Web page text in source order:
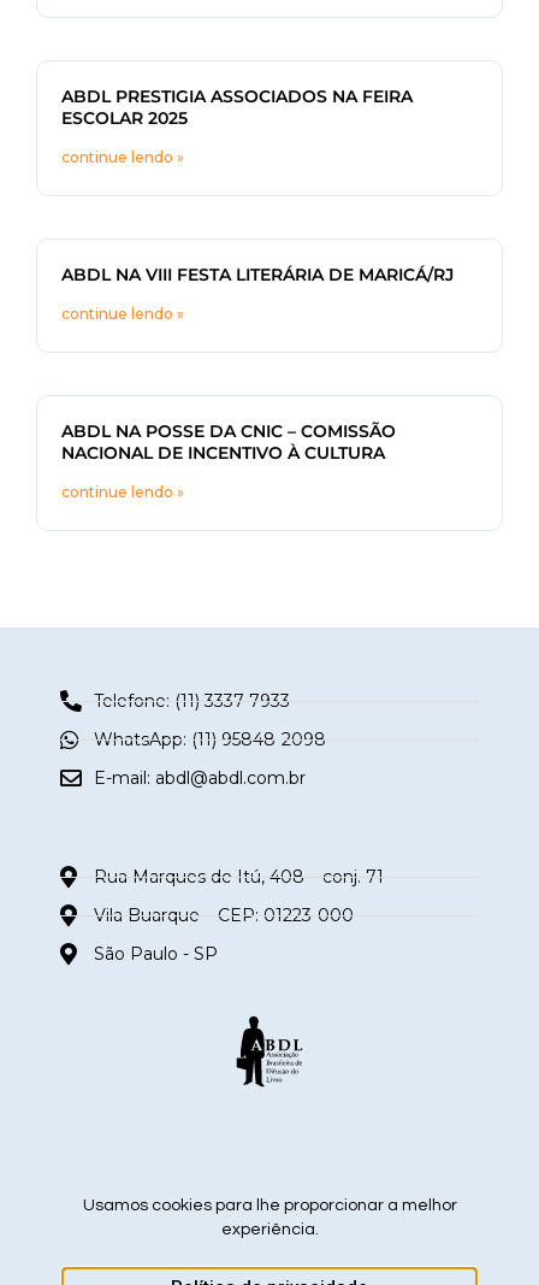
ABDL PRESTIGIA ASSOCIADOS NA FEIRA
ESCOLAR 2025
continue lendo »
ABDL NA VIII FESTA LITERÁRIA DE MARICÁ/RJ
continue lendo »
ABDL NA POSSE DA CNIC – COMISSÃO
NACIONAL DE INCENTIVO À CULTURA
continue lendo »
Telefone: (11) 3337-7933
WhatsApp: (11) 95848-2098
E-mail: abdl@abdl.com.br
Rua Marques de Itú, 408 – conj. 71
Vila Buarque – CEP: 01223-000
São Paulo - SP
siga nas redes sociais
Usamos cookies para lhe proporcionar a melhor
experiência.